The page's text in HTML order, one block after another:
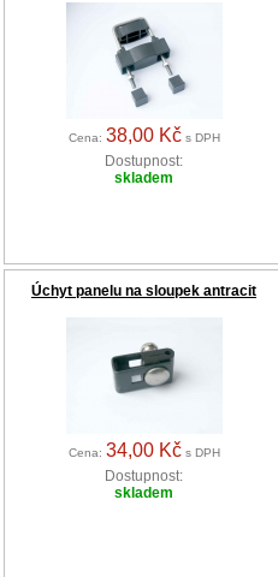
Cena: 38,00 Kčs DPH
Dostupnost:
skladem
Úchyt panelu na sloupek antracit
Cena: 34,00 Kčs DPH
Dostupnost:
skladem